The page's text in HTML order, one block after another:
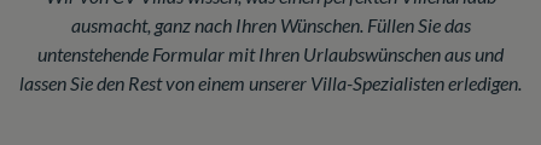
ausmacht, ganz nach Ihren Wünschen. Füllen Sie das
untenstehende Formular mit Ihren Urlaubswünschen aus und
lassen Sie den Rest von einem unserer Villa-Spezialisten erledigen.